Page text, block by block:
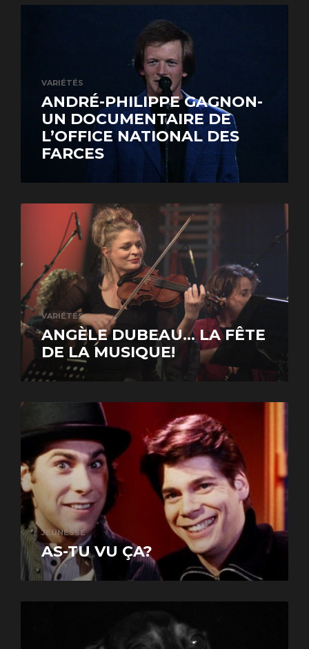
VARIÉTÉS
ANDRÉ-PHILIPPE GAGNON-
UN DOCUMENTAIRE DE
L’OFFICE NATIONAL DES
FARCES
VARIÉTÉS
ANGÈLE DUBEAU… LA FÊTE
DE LA MUSIQUE!
JEUNESSE
AS-TU VU ÇA?